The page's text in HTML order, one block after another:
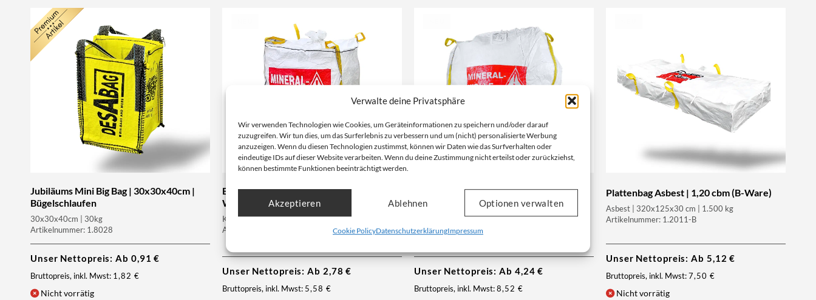
Verwalte deine Privatsphäre
Wir verwenden Technologien wie Cookies, um Geräteinformationen zu speichern und/oder darauf
zuzugreifen. Wir tun dies, um das Surferlebnis zu verbessern und um (nicht) personalisierte Werbung
anzuzeigen. Wenn du diesen Technologien zustimmst, können wir Daten wie das Surfverhalten oder
eindeutige IDs auf dieser Website verarbeiten. Wenn du deine Zustimmung nicht erteilst oder zurückziehst,
können bestimmte Funktionen beeinträchtigt werden.
Akzeptieren Ablehnen Optionen verwalten
Cookie PolicyDatenschutzerklärungImpressum
Jubiläums Mini Big Bag | 30x30x40cm |
Bügelschlaufen
30x30x40cm | 30kg
Artikelnummer: 1.8028
Unser Nettopreis: Ab 0,91€
Bruttopreis, inkl. Mwst: 1,82 €
Nicht vorrätig
Big Bag Mineralwolle XL | 0,89 cbm (B-
Ware)
KMF | 90x90x110 cm | 150 kg | B-Ware
Artikelnummer: 1.3005-B
Unser Nettopreis: Ab 2,78€
Bruttopreis, inkl. Mwst: 5,58 €
Big Bag Mineralwolle 3XL | 2,37 cbm (B-
Ware)
KMF | 135x135x130 cm | 250 kg | B-Ware
Artikelnummer: 1.3001-B
Unser Nettopreis: Ab 4,24€
Bruttopreis, inkl. Mwst:8,52 €
Plattenbag Asbest | 1,20 cbm (B-Ware)
Asbest | 320x125x30 cm | 1.500 kg
Artikelnummer: 1.2011-B
Unser Nettopreis: Ab 5,12€
Bruttopreis, inkl. Mwst:7,50 €
Nicht vorrätig